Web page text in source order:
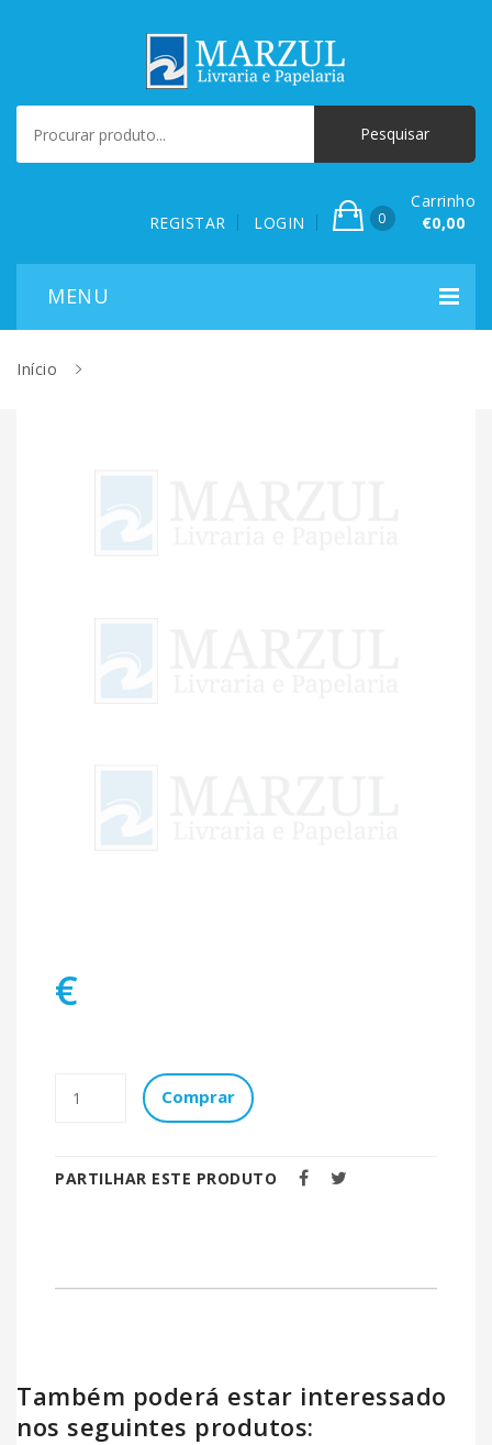
REGISTAR LOGIN 0
Carrinho
€0,00
Início
€
Comprar
PARTILHAR ESTE PRODUTO
Também poderá estar interessado
nos seguintes produtos: